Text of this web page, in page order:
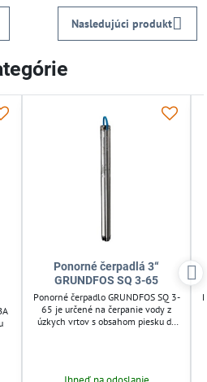
Nasledujúci produkt
Ponorné čerpadlá 3“
GRUNDFOS SQ 3-65
Ponorné čerpadlo GRUNDFOS SQ 3-
65 je určené na čerpanie vody z
úzkych vrtov s obsahom piesku do